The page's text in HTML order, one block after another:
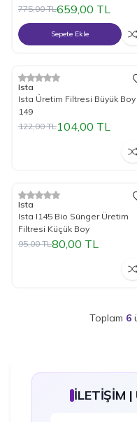
775,00TL659,00 TL
Sepete Ekle
%15İndirim
Ista
Ista Üretim Filtresi Büyük Boy
149
122,00TL104,00 TL
%16İndirim
Ista
Ista I145 Bio Sünger Üretim
Filtresi Küçük Boy
95,00TL80,00 TL
Toplam 6
İLETİŞİM |